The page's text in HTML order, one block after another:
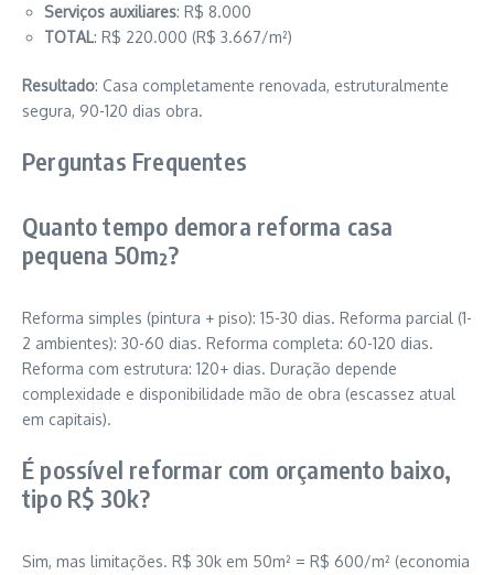
Serviços auxiliares: R$ 8.000
TOTAL: R$ 220.000 (R$ 3.667/m²)
Resultado: Casa completamente renovada, estruturalmente
segura, 90-120 dias obra.
Perguntas Frequentes
Quanto tempo demora reforma casa
pequena 50m²?
Reforma simples (pintura + piso): 15-30 dias. Reforma parcial (1-
2 ambientes): 30-60 dias. Reforma completa: 60-120 dias.
Reforma com estrutura: 120+ dias. Duração depende
complexidade e disponibilidade mão de obra (escassez atual
em capitais).
É possível reformar com orçamento baixo,
tipo R$ 30k?
Sim, mas limitações. R$ 30k em 50m² = R$ 600/m² (economia